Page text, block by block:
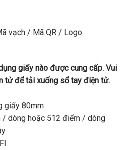
vạch / Mã QR / Logo
giấy nào được cung cấp. Vui
tử để tải xuống sổ tay điện tử.
giấy 80mm
dòng hoặc 512 điểm / dòng